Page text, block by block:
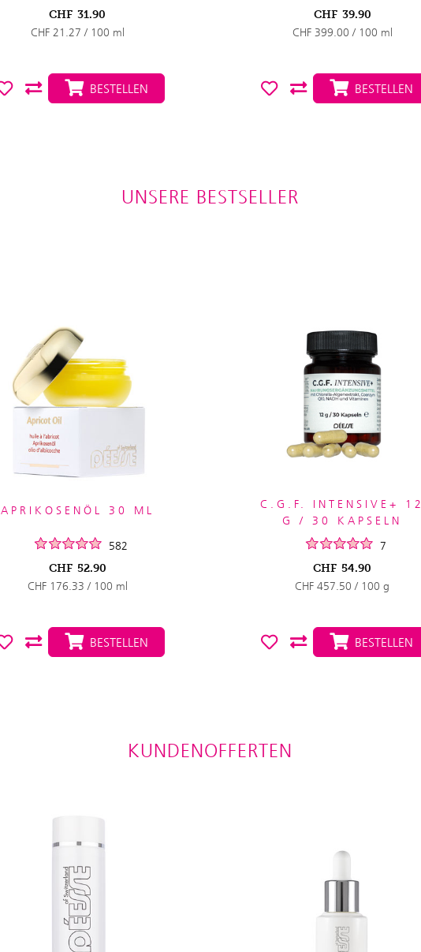
CHF 31.90
CHF 21.27 / 100 ml
BESTELLEN
CHF 39.90
CHF 399.00 / 100 ml
BESTELLEN
UNSERE BESTSELLER
APRIKOSENÖL 30 ML
582
CHF 52.90
CHF 176.33 / 100 ml
BESTELLEN
C.G.F. INTENSIVE+ 12
G / 30 KAPSELN
7
CHF 54.90
CHF 457.50 / 100 g
BESTELLEN
KUNDENOFFERTEN